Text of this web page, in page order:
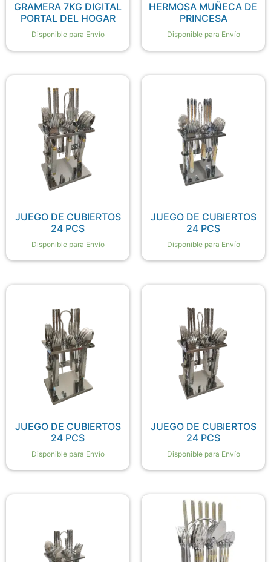
GRAMERA 7KG DIGITAL
PORTAL DEL HOGAR
Disponible para Envío
HERMOSA MUÑECA DE
PRINCESA
Disponible para Envío
JUEGO DE CUBIERTOS
24 PCS
Disponible para Envío
JUEGO DE CUBIERTOS
24 PCS
Disponible para Envío
JUEGO DE CUBIERTOS
24 PCS
Disponible para Envío
JUEGO DE CUBIERTOS
24 PCS
Disponible para Envío